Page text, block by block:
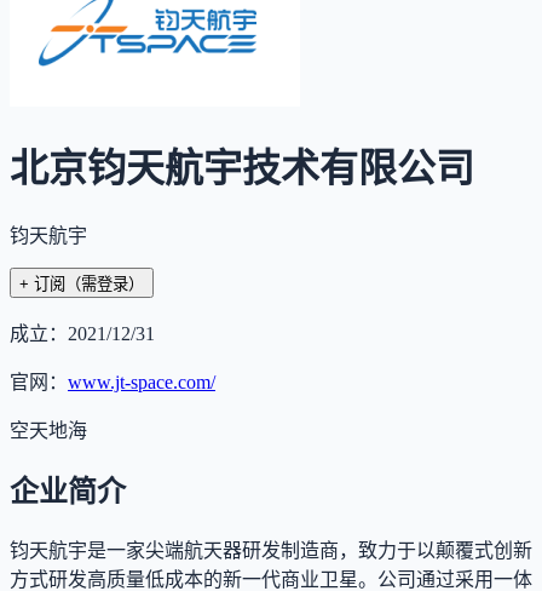
北京钧天航宇技术有限公司
钧天航宇
+ 订阅 （需登录）
成立： 2021/12/31
官网： www.jt-space.com/
空天地海
企业简介
钧天航宇是一家尖端航天器研发制造商，致力于以颠覆式创新
方式研发高质量低成本的新一代商业卫星。公司通过采用一体